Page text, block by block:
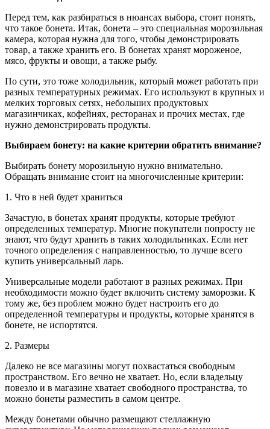
Перед тем, как разбираться в нюансах выбора, стоит понять,
что такое бонета. Итак, бонета – это специальная морозильная
камера, которая нужна для того, чтобы демонстрировать
товар, а также хранить его. В бонетах хранят мороженое,
мясо, фрукты и овощи, а также рыбу.
По сути, это тоже холодильник, который может работать при
разных температурных режимах. Его используют в крупных и
мелких торговых сетях, небольших продуктовых
магазинчиках, кофейнях, ресторанах и прочих местах, где
нужно демонстрировать продукты.
Выбираем бонету: на какие критерии обратить внимание?
Выбирать бонету морозильную нужно внимательно.
Обращать внимание стоит на многочисленные критерии:
1. Что в ней будет храниться
Зачастую, в бонетах хранят продукты, которые требуют
определенных температур. Многие покупатели попросту не
знают, что будут хранить в таких холодильниках. Если нет
точного определения с направленностью, то лучше всего
купить универсальный ларь.
Универсальные модели работают в разных режимах. При
необходимости можно будет включить систему заморозки. К
тому же, без проблем можно будет настроить его до
определенной температуры и продукты, которые хранятся в
бонете, не испортятся.
2. Размеры
Далеко не все магазины могут похвастаться свободным
пространством. Его вечно не хватает. Но, если владельцу
повезло и в магазине хватает свободного пространства, то
можно бонеты разместить в самом центре.
Между бонетами обычно размещают стеллажную